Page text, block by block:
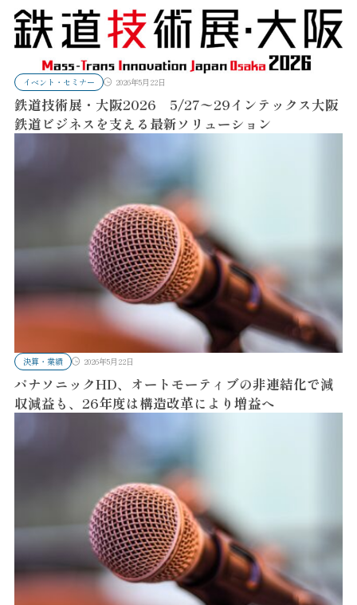
イベント・セミナー 2026年5月22日
鉄道技術展・大阪2026 5/27〜29インテックス大阪
鉄道ビジネスを支える最新ソリューション
決算・業績 2026年5月22日
パナソニックHD、オートモーティブの非連結化で減
収減益も、26年度は構造改革により増益へ